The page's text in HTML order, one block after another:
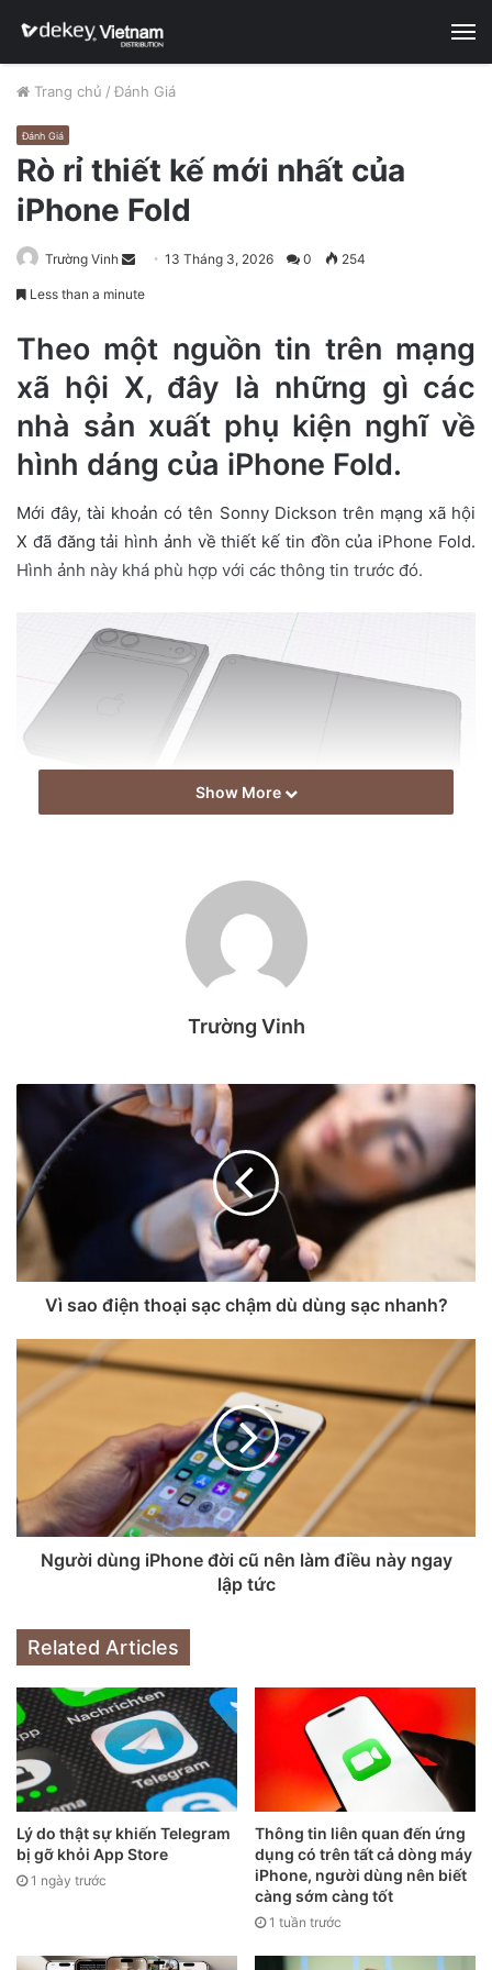
Trang chủ / Đánh Giá
Đánh Giá
Rò rỉ thiết kế mới nhất của
iPhone Fold
Trường Vinh
d
a
n
a
l
13 Tháng 3, 2026 0 254
Less than a minute
Theo một nguồn tin trên mạng
xã hội X, đây là những gì các
nhà sản xuất phụ kiện nghĩ về
hình dáng của iPhone Fold.
Mới đây, tài khoản có tên Sonny Dickson trên mạng xã hội
X đã đăng tải hình ảnh về thiết kế tin đồn của iPhone Fold.
Hình ảnh này khá phù hợp với các thông tin trước đó.
Hình ảnh CAD của iPhone màn hình gập.
Theo đồn đoán, những hình ảnh rò rỉ mới này có khả năng
đến từ ngành công nghiệp sản xuất phụ kiện, củng cố thêm
tuyên bố trước đó về việc iPhone Fold khi mở ra sẽ giống
Những hình ảnh mới của Dickson đều cho thấy thiết kế khi
mở và đóng. Một hình ảnh cho thấy máy sẽ có một camera
selfie dạng “đục lỗ” ở giữa mặt trước, đi kèm một camera
khác ở phía trên bên trái khi mở ra.
Cả hai bản vẽ đều cho thấy cùng một thanh camera ở mặt
sau. Thanh này có hai camera, đi kèm đèn flash riêng biệt.
bố trí camera theo chiều ngang. Chúng cũng cho thấy các
nút điều chỉnh âm lượng được di chuyển sang bên trái của
thiết bị.
Apple được kỳ vọng sẽ ra mắt iPhone Fold vào tháng
9/2026. Chúng sẽ cạnh tranh trực tiếp với Galaxy Z Fold 8
của Samsung.
Show More
Trường Vinh
Vì sao điện thoại sạc chậm dù dùng sạc nhanh?
Người dùng iPhone đời cũ nên làm điều này ngay
lập tức
Related Articles
Lý do thật sự khiến Telegram
bị gỡ khỏi App Store
1 ngày trước
Thông tin liên quan đến ứng
dụng có trên tất cả dòng máy
iPhone, người dùng nên biết
càng sớm càng tốt
1 tuần trước